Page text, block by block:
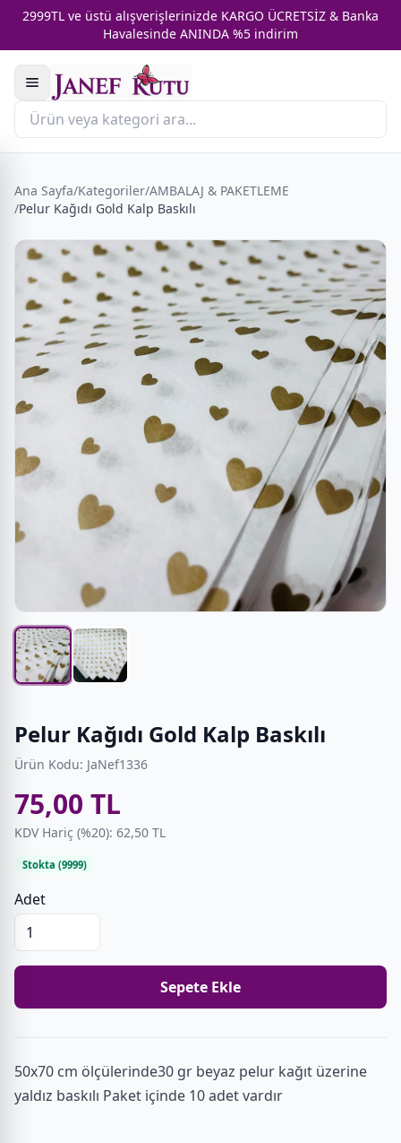
2999TL ve üstü alışverişlerinizde KARGO ÜCRETSİZ & Banka
Havalesinde ANINDA %5 indirim
Ana Sayfa/Kategoriler/AMBALAJ & PAKETLEME
/Pelur Kağıdı Gold Kalp Baskılı
Pelur Kağıdı Gold Kalp Baskılı
Ürün Kodu: JaNef1336
75,00 TL
KDV Hariç (%20): 62,50 TL
Stokta (9999)
Adet
Sepete Ekle
50x70 cm ölçülerinde30 gr beyaz pelur kağıt üzerine
yaldız baskılı Paket içinde 10 adet vardır